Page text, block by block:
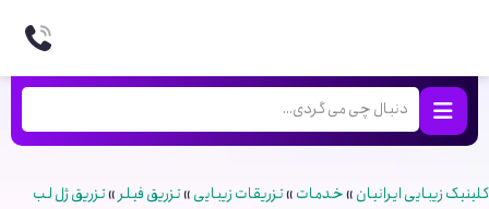
کلینیک زیبایی ایرانیان»خدمات»تزریقات زیبایی»تزریق فیلر»تزریق ژل لب